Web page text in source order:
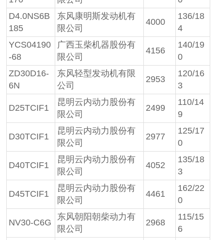
D4.0NS6B
185
东风康明斯发动机有
限公司
4000
136/18
4
YCS04190
-68
广西玉柴机器股份有
限公司
4156
140/19
0
ZD30D16-
6N
东风轻型发动机有限
公司
2953
120/16
3
D25TCIF1
昆明云内动力股份有
限公司
2499
110/14
9
D30TCIF1
昆明云内动力股份有
限公司
2977
125/17
0
D40TCIF1
昆明云内动力股份有
限公司
4052
135/18
3
D45TCIF1
昆明云内动力股份有
限公司
4461
162/22
0
NV30-C6G
东风朝阳朝柴动力有
限公司
2968
115/15
6